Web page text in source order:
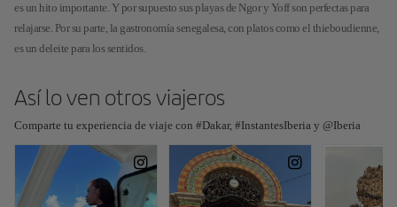
es un hito importante. Y por supuesto sus playas de Ngor y Yoff son perfectas para
relajarse. Por su parte, la gastronomía senegalesa, con platos como el thieboudienne,
es un deleite para los sentidos.
Así lo ven otros viajeros
Comparte tu experiencia de viaje con #Dakar, #InstantesIberia y @Iberia